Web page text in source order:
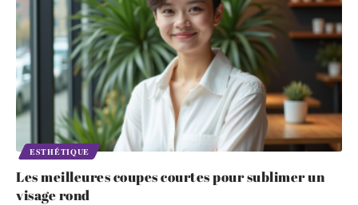
ESTHÉTIQUE
Les meilleures coupes courtes pour sublimer un
visage rond